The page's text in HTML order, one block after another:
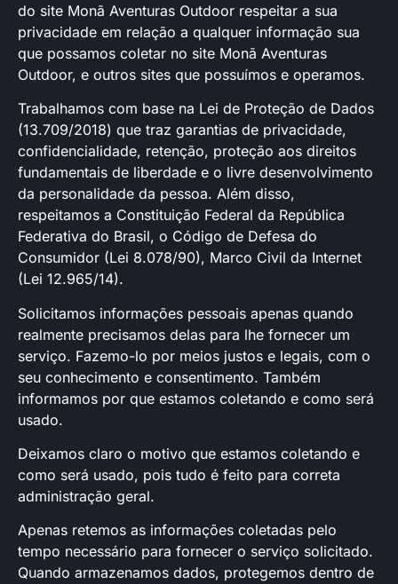
do site Monã Aventuras Outdoor respeitar a sua
privacidade em relação a qualquer informação sua
que possamos coletar no site Monã Aventuras
Outdoor, e outros sites que possuímos e operamos.
Trabalhamos com base na Lei de Proteção de Dados
(13.709/2018) que traz garantias de privacidade,
confidencialidade, retenção, proteção aos direitos
fundamentais de liberdade e o livre desenvolvimento
da personalidade da pessoa. Além disso,
respeitamos a Constituição Federal da República
Federativa do Brasil, o Código de Defesa do
Consumidor (Lei 8.078/90), Marco Civil da Internet
(Lei 12.965/14).
Solicitamos informações pessoais apenas quando
realmente precisamos delas para lhe fornecer um
serviço. Fazemo-lo por meios justos e legais, com o
seu conhecimento e consentimento. Também
informamos por que estamos coletando e como será
usado.
Deixamos claro o motivo que estamos coletando e
como será usado, pois tudo é feito para correta
administração geral.
Apenas retemos as informações coletadas pelo
tempo necessário para fornecer o serviço solicitado.
Quando armazenamos dados, protegemos dentro de